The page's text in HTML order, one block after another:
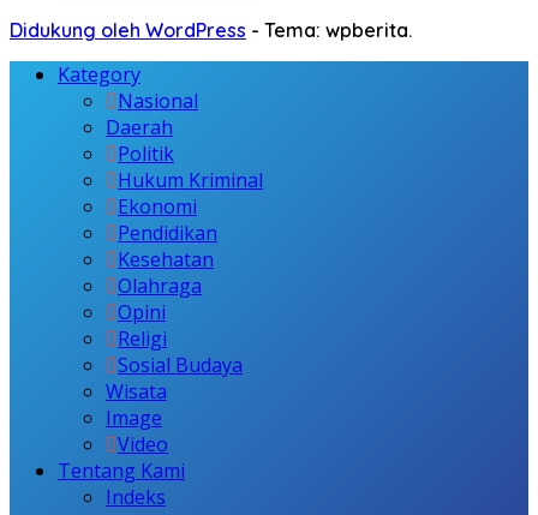
Didukung oleh WordPress - Tema: wpberita.
Kategory
Nasional
Daerah
Politik
Hukum Kriminal
Ekonomi
Pendidikan
Kesehatan
Olahraga
Opini
Religi
Sosial Budaya
Wisata
Image
Video
Tentang Kami
Indeks